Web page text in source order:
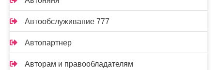
Автообслуживание 777
Автопартнер
Авторам и правообладателям